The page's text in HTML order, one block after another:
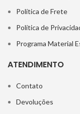
Política de Frete
Política de
Programa Material
ATENDIMENTO
Contato
Devoluções